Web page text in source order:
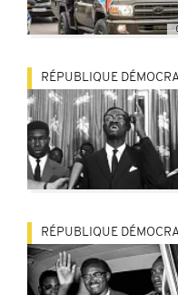
RÉPUBLIQUE
RÉPUBLIQUE